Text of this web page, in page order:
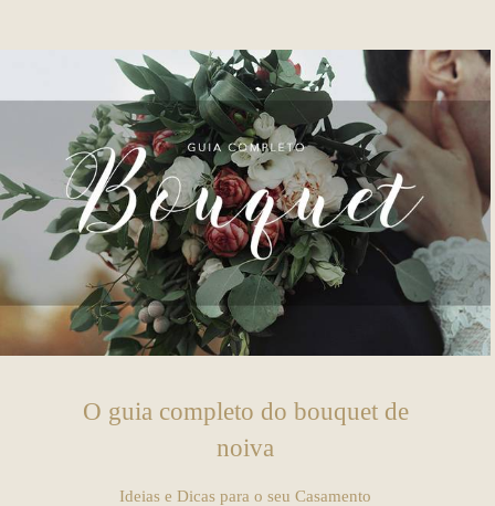
O guia completo do bouquet de
noiva
Ideias e Dicas para o seu Casamento